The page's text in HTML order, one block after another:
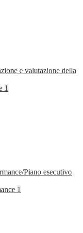
e valutazione della
1
Piano esecutivo
1